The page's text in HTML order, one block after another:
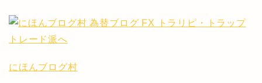
にほんブログ村